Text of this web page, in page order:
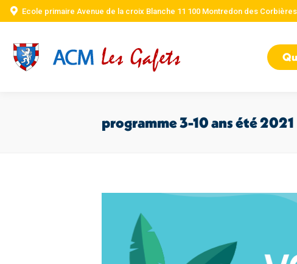
Ecole primaire Avenue de la croix Blanche 11 100 Montredon des Corbières
programme 3-10 ans été 2021